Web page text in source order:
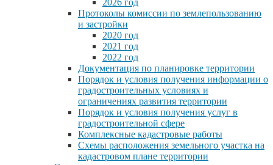
Протоколы комиссии по землепользованию
и застройки
2020 год
2021 год
2022 год
Документация по планировке территории
Порядок и условия получения информации о
градостроительных условиях и
ограничениях развития территории
Порядок и условия получения услуг в
градостроительной сфере
Комплексные кадастровые работы
Схемы расположения земельного участка на
кадастровом плане территории